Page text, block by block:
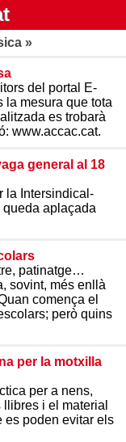
»
del portal E-
la mesura que tota
es trobarà
www.accac.cat.
general al 18
la Intersindical-
aplaçada
patinatge…
sovint, més enllà
comença el
però quins
per la motxilla
per a nens,
i el material
es poden evitar els